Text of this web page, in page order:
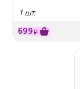
1 шт.
699₽